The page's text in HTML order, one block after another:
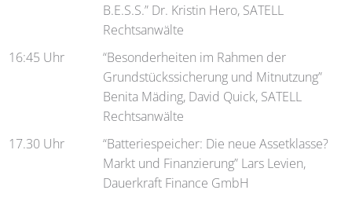
B.E.S.S.” Dr. Kristin Hero, SATELL
Rechtsanwälte
16:45 Uhr
“Besonderheiten im Rahmen der
Grundstückssicherung und Mitnutzung”
Benita Mäding, David Quick, SATELL
Rechtsanwälte
17.30 Uhr
“Batteriespeicher: Die neue Assetklasse?
Markt und Finanzierung” Lars Levien,
Dauerkraft Finance GmbH